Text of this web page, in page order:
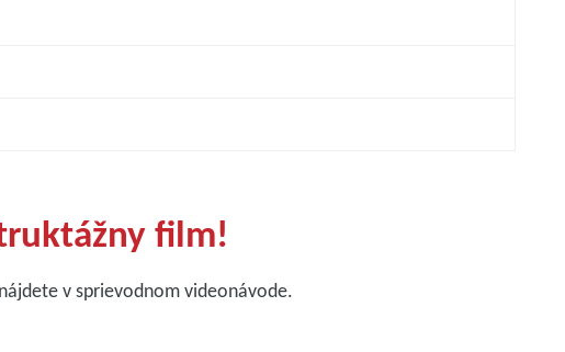
film!
v sprievodnom videonávode.